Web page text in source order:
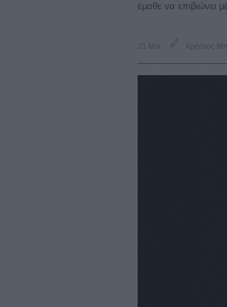
έμαθε να επιβιώνει
21 Μάι Χρήστος